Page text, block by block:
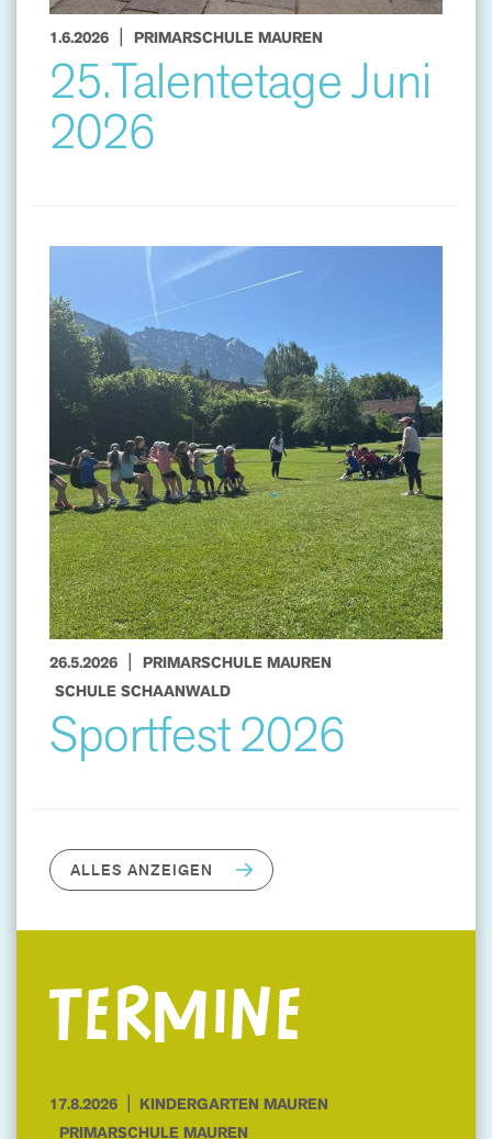
1.6.2026 | PRIMARSCHULE MAUREN
25.Talentetage Juni
2026
26.5.2026 | PRIMARSCHULE MAUREN
SCHULE SCHAANWALD
Sportfest 2026
ALLES ANZEIGEN
17.8.2026 | KINDERGARTEN MAUREN
PRIMARSCHULE MAUREN
TERMINE